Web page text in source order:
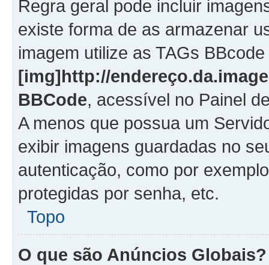
Regra geral pode incluir
existe forma de as armazenar
imagem utilize as TAGs BBcode
[img]http://
BBCode, acessível no Painel
A menos que possua um
exibir imagens guardadas no
autenticação, como por
protegidas por senha, etc.
Topo
O que são Anúncios Globais?